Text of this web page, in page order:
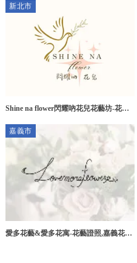
生花訂製
新北市
Shine na flower閃耀吶花兒花藝坊-花藝
藝教學
嘉義市
愛多花藝&愛多花寓-花藝證照,嘉義花藝